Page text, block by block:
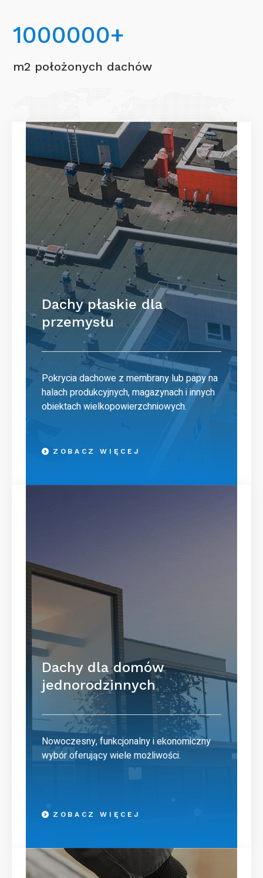
1000000+
m2 położonych dachów
Dachy płaskie dla
przemysłu
Pokrycia dachowe z membrany lub papy na
halach produkcyjnych, magazynach i innych
obiektach wielkopowierzchniowych.
ZOBACZ WIĘCEJ
Dachy dla domów
jednorodzinnych
Nowoczesny, funkcjonalny i ekonomiczny
wybór oferujący wiele możliwości.
ZOBACZ WIĘCEJ